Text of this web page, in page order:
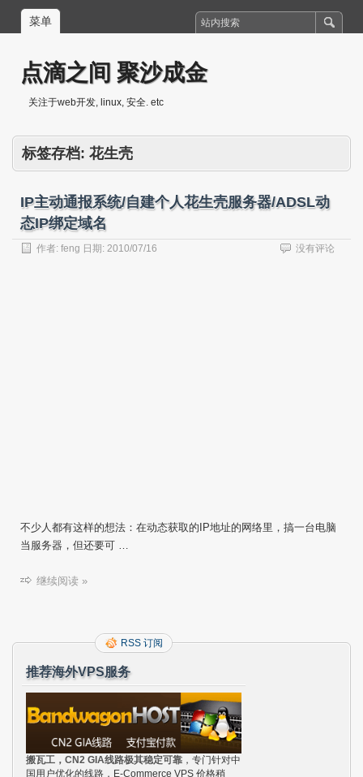
菜单
点滴之间 聚沙成金
关注于web开发, linux, 安全. etc
标签存档: 花生壳
IP主动通报系统/自建个人花生壳服务器/ADSL动
态IP绑定域名
作者: feng 日期: 2010/07/16 没有评论
不少人都有这样的想法：在动态获取的IP地址的网络里，搞一台电脑
当服务器，但还要可 …
继续阅读 »
RSS 订阅
推荐海外VPS服务
搬瓦工，CN2 GIA线路极其稳定可靠 ，专门针对中
国用户优化的线路，E-Commerce VPS 价格稍